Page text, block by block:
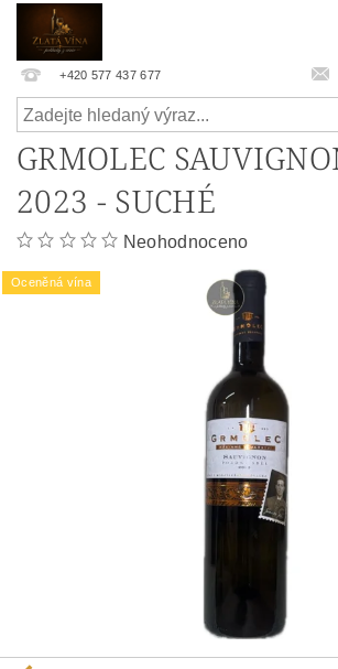
+420 577 437 677
GRMOLEC
2023 - SUCHÉ
Neohodnoceno
Oceněná vína